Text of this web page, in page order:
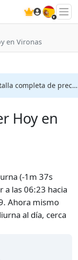
🇪🇸
en Vironas
completa de precisión!
Hoy en
(-1m 37s
a las 06:23 hacia
Ahora mismo
al día, cerca